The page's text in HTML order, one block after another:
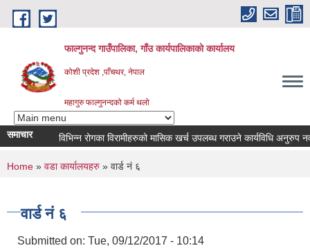
Skip to main content
फाल्गुनन्द गाउँपालिका, गाँउ कार्यपालिकाको कार्यालय
कोशी प्रदेश ,पाँचथर, नेपाल
महागुरु फाल्गुनन्दको कर्म थलो
समाचार विभिन्न रोगका विरामीहरुको मासिक खर्च उपलब्ध गराउने कार्यविधि अनुरुप
You are here
Home » वडा कार्यालयहरु » वार्ड नं ६
वार्ड नं ६
Submitted on: Tue, 09/12/2017 - 10:14